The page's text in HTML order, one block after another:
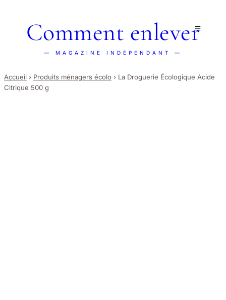
Comment enlever
— MAGAZINE INDÉPENDANT —
Accueil › Produits ménagers écolo › La Droguerie Écologique Acide
Citrique 500 g